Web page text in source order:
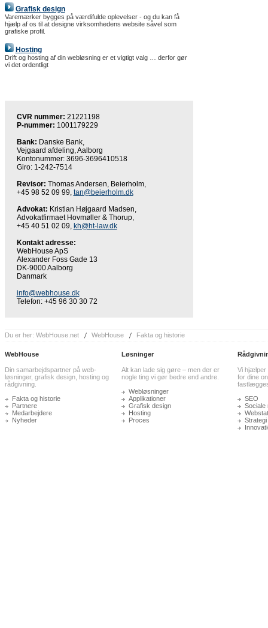
Grafisk design
Varemærker bygges på værdifulde oplevelser - og du kan få
hjælp af os til at designe virksomhedens website såvel som
grafiske profil.
Hosting
Drift og hosting af din webløsning er et vigtigt valg … derfor gør
vi det ordentligt
CVR nummer: 21221198
P-nummer: 1001179229
Bank: Danske Bank,
Vejgaard afdeling, Aalborg
Kontonummer: 3696-3696410518
Giro: 1-242-7514
Revisor: Thomas Andersen, Beierholm,
+45 98 52 09 99, tan@beierholm.dk
Advokat: Kristian Højgaard Madsen,
Advokatfirmaet Hovmøller & Thorup,
+45 40 51 02 09, kh@ht-law.dk
Kontakt adresse:
WebHouse ApS
Alexander Foss Gade 13
DK-9000 Aalborg
Danmark
info@webhouse.dk
Telefon: +45 96 30 30 72
Du er her: WebHouse.net WebHouse Fakta og historie
WebHouse
Din samarbejdspartner på web-
løsninger, grafisk design, hosting og
rådgivning.
Fakta og historie
Partnere
Medarbejdere
Nyheder
Løsninger
Alt kan lade sig gøre – men der er
nogle ting vi gør bedre end andre.
Webløsninger
Applikationer
Grafisk design
Hosting
Proces
Vi hjælper
for dine
SEO
Sociale
Strategi